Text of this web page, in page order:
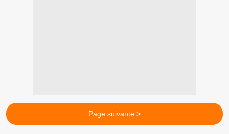
Page suivante >